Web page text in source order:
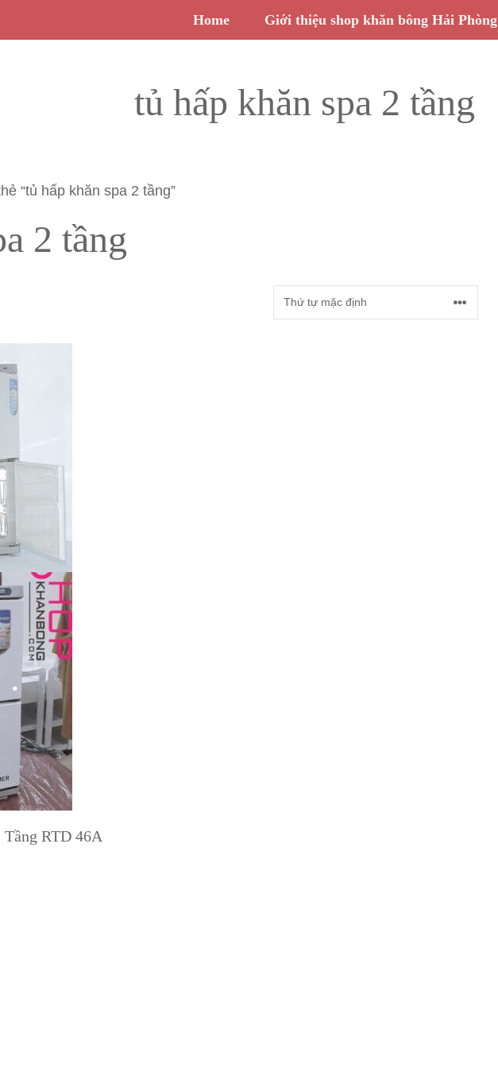
Home Giới thiệu shop khăn bông Hải Phòng
tủ hấp khăn spa 2 tầng
“tủ hấp khăn spa 2 tầng”
2 tầng
RTD 46A